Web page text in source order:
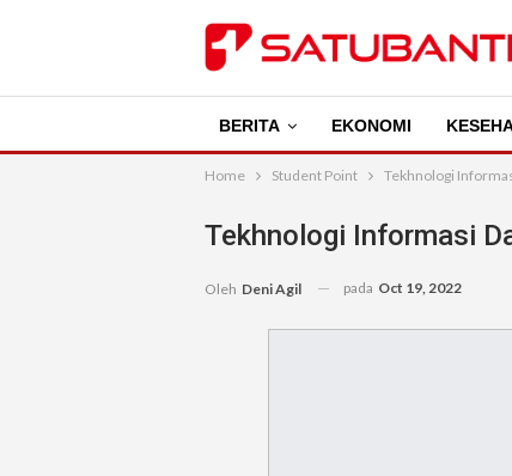
BERITA EKONOMI
Home Student Point Tekhnologi
Tekhnologi Informasi
Oleh Deni Agil pada Oct 19, 2022